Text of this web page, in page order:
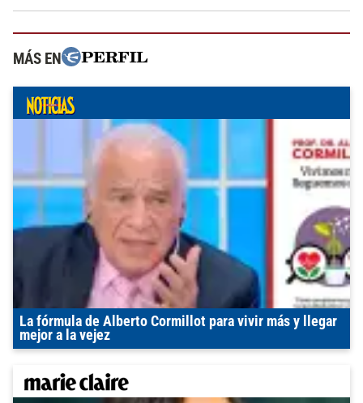
MÁS EN
La fórmula de Alberto Cormillot para vivir más y llegar
mejor a la vejez